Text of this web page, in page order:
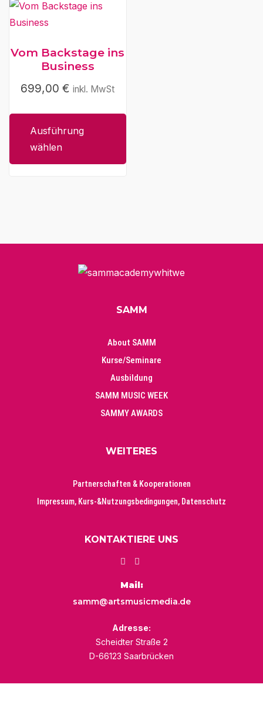
Vom Backstage ins
Business
699,00€ inkl. MwSt
Ausführung
wählen
SAMM
About SAMM
Kurse/Seminare
Ausbildung
SAMM MUSIC WEEK
SAMMY AWARDS
WEITERES
Partnerschaften & Kooperationen
Impressum, Kurs-&Nutzungsbedingungen, Datenschutz
KONTAKTIERE UNS
Mail:
samm@artsmusicmedia.de
Adresse:
Scheidter Straße 2
D-66123 Saarbrücken